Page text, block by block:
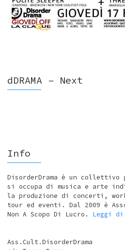
dDRAMA – Next
Info
DisorderDrama è un collettivo
si occupa di musica e arte
la produzione di concerti,
tour ed eventi. Dal 2009 è
Non A Scopo Di Lucro. Leggi
Ass.Cult.DisorderDrama